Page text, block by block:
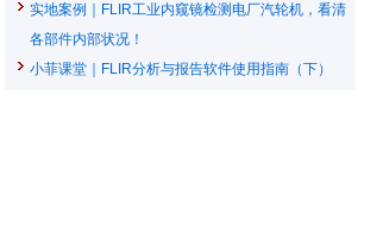
实地案例｜FLIR工业内窥镜检测电厂汽轮机，看清
各部件内部状况！
小菲课堂｜FLIR分析与报告软件使用指南（下）